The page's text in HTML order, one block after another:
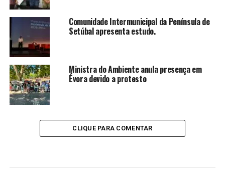
Comunidade Intermunicipal da Península de
Setúbal apresenta estudo.
Ministra do Ambiente anula presença em
Évora devido a protesto
CLIQUE PARA COMENTAR